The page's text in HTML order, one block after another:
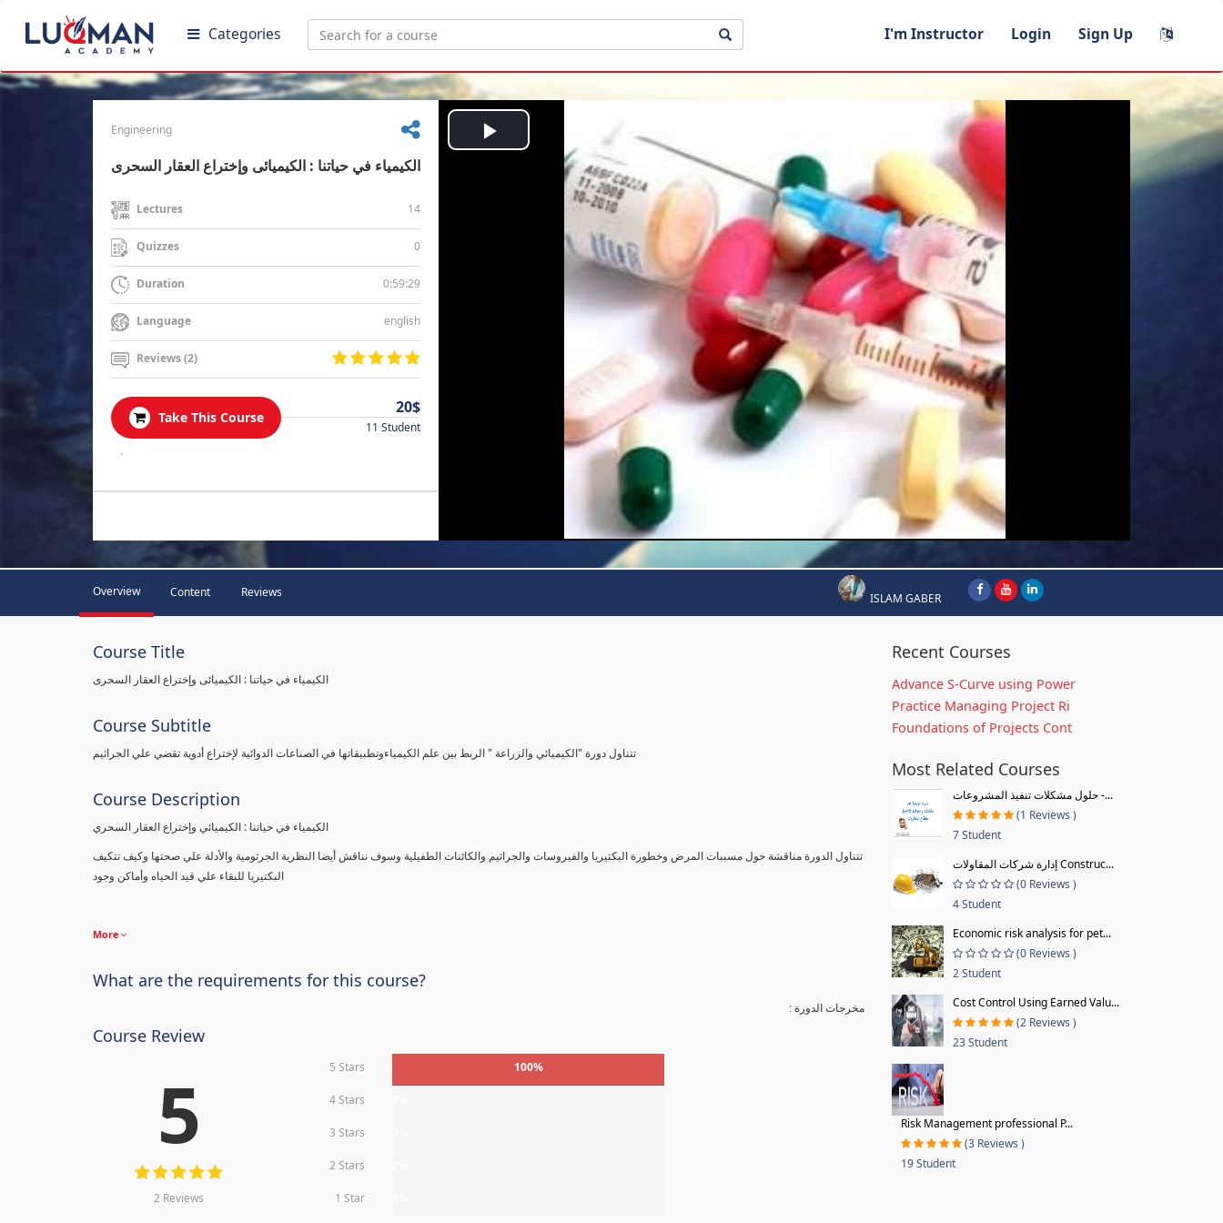
Categories I'm Instructor Login Sign Up
Engineering
الكيمياء في حياتنا : الكيميائى وإختراع العقار السحرى
Lectures 14
Quizzes 0
Duration 0:59:29
Language english
Reviews (2)
Take This Course
20$
11 Student
.
Play
Overview Content Reviews ISLAM GABER
Course Title
الكيمياء في حياتنا : الكيميائى وإختراع العقار السحرى
Course Subtitle
تتناول دورة "الكيميائي والزراعة " الربط بين علم الكيمياءوتطبيقاتها في الصناعات الدوائية لإختراع أدوية تقضي علي الجراثيم
Course Description
الكيمياء في حياتنا : الكيميائي وإختراع العقار السحري
تتناول الدورة مناقشة حول مسببات المرض وخطورة البكتيريا والفيروسات والجراثيم والكائنات الطفيلية وسوف نناقش أيضا النظرية الجرثومية والأدلة علي صحتها وكيف تتكيف
البكتيريا للبقاء علي قيد الحياه وأماكن وجود
More
What are the requirements for this course?
مخرجات الدورة :
Course Review
5
2 Reviews
5 Stars 100%
4 Stars
3 Stars
2 Stars
1 Star
Recent Courses
Advance S-Curve using Power
Practice Managing Project Ri
Foundations of Projects Cont
Most Related Courses
حلول مشكلات تنفيذ المشروعات -...
(1 Reviews )
7 Student
إدارة شركات المقاولات Construc...
(0 Reviews )
4 Student
Economic risk analysis for pet...
(0 Reviews )
2 Student
Cost Control Using Earned Valu...
(2 Reviews )
23 Student
Risk Management professional P...
(3 Reviews )
19 Student